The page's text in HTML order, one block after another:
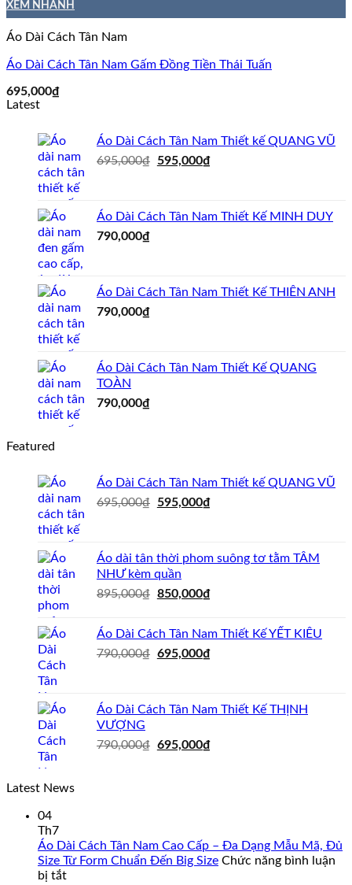
XEM NHANH
Áo Dài Cách Tân Nam
Áo Dài Cách Tân Nam Gấm Đồng Tiền Thái Tuấn
695,000₫
Latest
Áo Dài Cách Tân Nam Thiết kế QUANG VŨ
695,000₫
Giá
695,000₫.
595,000₫Giá
là:
595,000₫.
Áo Dài Cách Tân Nam Thiết Kế MINH DUY
790,000₫
Áo Dài Cách Tân Nam Thiết Kế THIÊN ANH
790,000₫
Áo Dài Cách Tân Nam Thiết Kế QUANG
TOÀN
790,000₫
Featured
Áo Dài Cách Tân Nam Thiết kế QUANG VŨ
695,000₫
Giá
695,000₫.
595,000₫Giá
595,000₫.
Áo dài tân thời phom suông tơ tằm TÂM
NHƯ kèm quần
895,000₫ Giá
895,000₫.
850,000₫Giá
là:
850,000₫.
Áo Dài Cách Tân Nam Thiết Kế YẾT KIÊU
790,000₫ Giá
790,000₫.
695,000₫Giá
là:
695,000₫.
Áo Dài Cách Tân Nam Thiết Kế THỊNH
VƯỢNG
790,000₫ Giá
695,000₫Giá
Latest News
04
Th7
Áo Dài Cách Tân Nam Cao Cấp – Đa Dạng Mẫu Mã, Đủ
Size Từ Form Chuẩn Đến Big Size Chức năng bình luận
bị tắtở